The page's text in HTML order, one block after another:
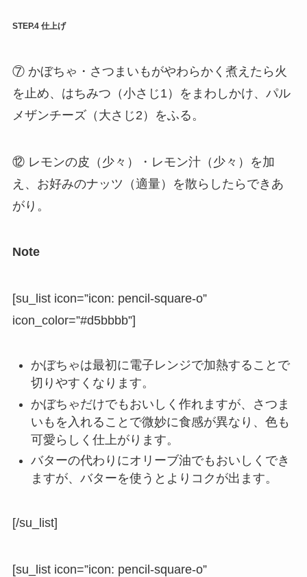
STEP.4 仕上げ
⑦ かぼちゃ・さつまいもがやわらかく煮えたら火
を止め、はちみつ（小さじ1）をまわしかけ、パル
メザンチーズ（大さじ2）をふる。
⑫ レモンの皮（少々）・レモン汁（少々）を加
え、お好みのナッツ（適量）を散らしたらできあ
がり。
Note
[su_list icon=”icon: pencil-square-o”
icon_color=”#d5bbbb”]
かぼちゃは最初に電子レンジで加熱することで
切りやすくなります。
かぼちゃだけでもおいしく作れますが、さつま
いもを入れることで微妙に食感が異なり、色も
可愛らしく仕上がります。
バターの代わりにオリーブ油でもおいしくでき
ますが、バターを使うとよりコクが出ます。
[/su_list]
[su_list icon=”icon: pencil-square-o”